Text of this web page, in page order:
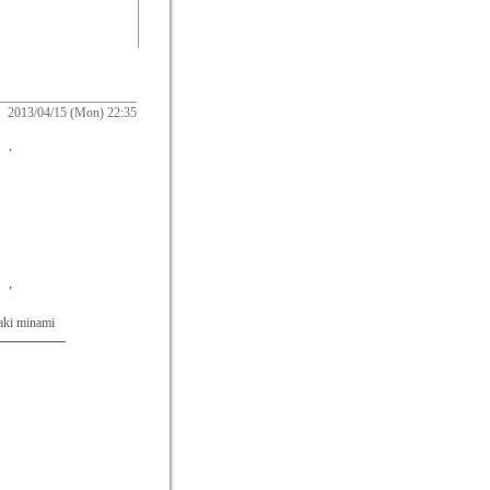
2013/04/15 (Mon) 22:35
,
,